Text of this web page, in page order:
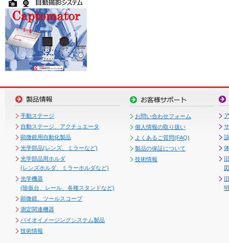
手動ステージ
自動ステージ、アクチュエータ
顕微鏡用自動化製品
光学部品(レンズ、ミラーなど)
光学部品用ホルダ
(レンズホルダ、ミラーホルダなど)
光学機器
(除振台、レール、各種スタンドなど)
顕微鏡、ツールスコープ
測定関連機器
バイオイメージングシステム製品
技術情報
お問い合わせフォーム
個人情報の取り扱い
よくあるご質問(FAQ)
製品の保証について
技術情報